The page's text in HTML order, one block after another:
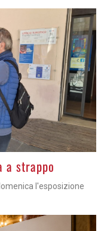
a strappo
l'esposizione